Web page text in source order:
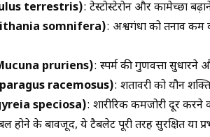
terrestris): टेस्टोस्टेरोन और कामेच्छा
somnifera): अश्वगंधाको तनाव कम
pruriens): स्पर्म की गुणवत्ता सुधारने
racemosus): शतावरी को यौन
speciosa): शारीरिक कमजोरी दूर करने
होने के बावजूद, ये टैबलेट पूरी तरह सुरक्षित या